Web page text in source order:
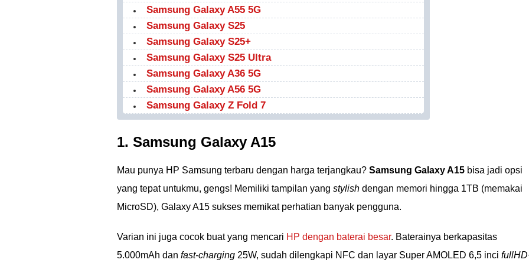
Samsung Galaxy A55 5G
Samsung Galaxy S25
Samsung Galaxy S25+
Samsung Galaxy S25 Ultra
Samsung Galaxy A36 5G
Samsung Galaxy A56 5G
Samsung Galaxy Z Fold 7
1. Samsung Galaxy A15
Mau punya HP Samsung terbaru dengan harga terjangkau? Samsung Galaxy A15 bisa jadi opsi
yang tepat untukmu, gengs! Memiliki tampilan yang stylish dengan memori hingga 1TB (memakai
MicroSD), Galaxy A15 sukses memikat perhatian banyak pengguna.
Varian ini juga cocok buat yang mencari HP dengan baterai besar. Baterainya berkapasitas
5.000mAh dan fast-charging 25W, sudah dilengkapi NFC dan layar Super AMOLED 6,5 inci